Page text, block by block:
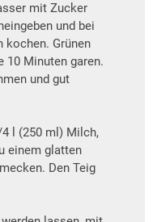
mit Zucker
und bei
kochen. Grünen
10 Minuten garen.
und gut
l (250 ml) Milch,
einem glatten
Den Teig